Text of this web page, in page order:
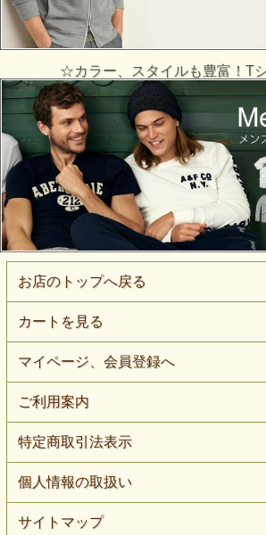
☆カラー、スタイルも豊富！T
お店のトップへ戻る
カートを見る
マイページ、会員登録へ
ご利用案内
特定商取引法表示
個人情報の取扱い
サイトマップ